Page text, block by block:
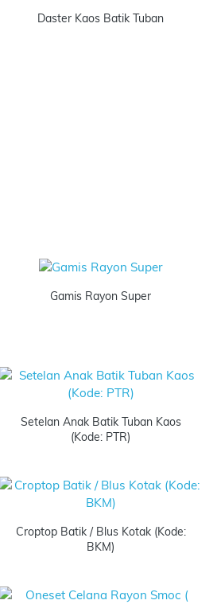
Daster Kaos Batik Tuban
Gamis Rayon Super
Setelan Anak Batik Tuban Kaos
(Kode: PTR)
Croptop Batik / Blus Kotak (Kode:
BKM)